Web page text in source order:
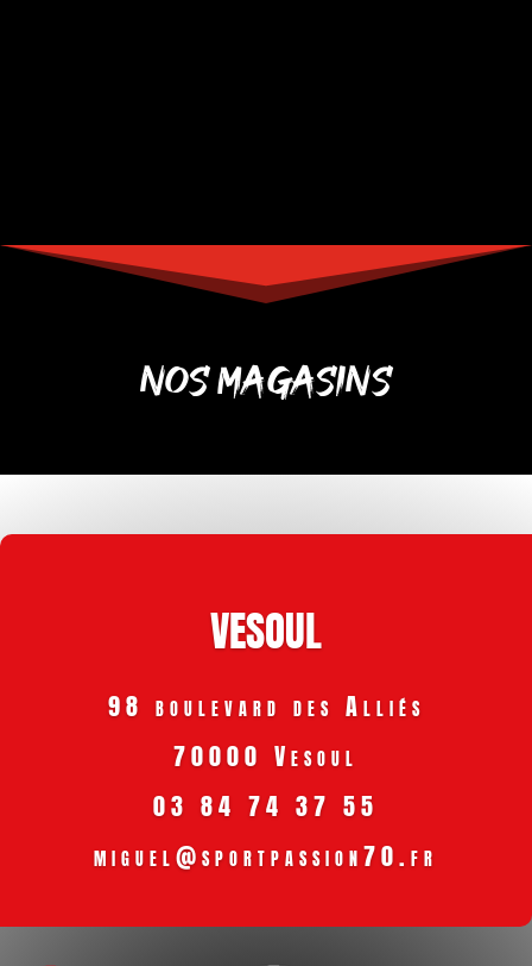
NOS MAGASINS
VESOUL
98 boulevard des Alliés
70000 Vesoul
03 84 74 37 55
miguel@sportpassion70.fr